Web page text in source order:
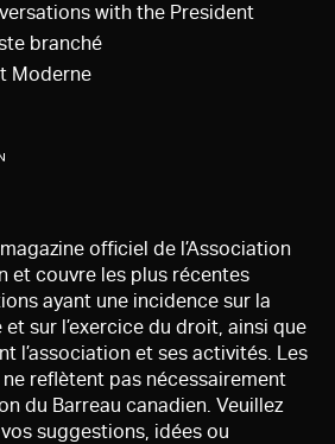
with the President
branché
Moderne
officiel de l’Association
et couvre les plus récentes
ayant une incidence sur la
sur l’exercice du droit, ainsi que
l’association et ses activités. Les
reflètent pas nécessairement
du Barreau canadien. Veuillez
suggestions, idées ou